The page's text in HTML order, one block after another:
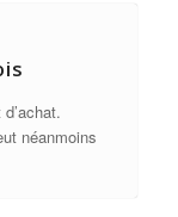
néanmoins